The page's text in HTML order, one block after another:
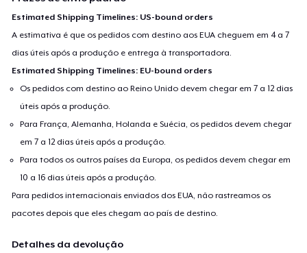
Estimated Shipping Timelines: US-bound orders
A estimativa é que os pedidos com destino aos EUA cheguem em 4 a 7
dias úteis após a produção e entrega à transportadora.
Estimated Shipping Timelines: EU-bound orders
Os pedidos com destino ao Reino Unido devem chegar em 7 a 12 dias
úteis após a produção.
Para França, Alemanha, Holanda e Suécia, os pedidos devem chegar
em 7 a 12 dias úteis após a produção.
Para todos os outros países da Europa, os pedidos devem chegar em
10 a 16 dias úteis após a produção.
Para pedidos internacionais enviados dos EUA, não rastreamos os
pacotes depois que eles chegam ao país de destino.
Detalhes da devolução